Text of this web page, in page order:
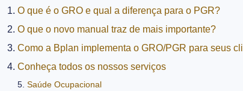
O que é o GRO e qual a diferença para o PGR?
O que o novo manual traz de mais importante?
Como a Bplan implementa o GRO/PGR para seus
Conheça todos os nossos serviços
Saúde Ocupacional